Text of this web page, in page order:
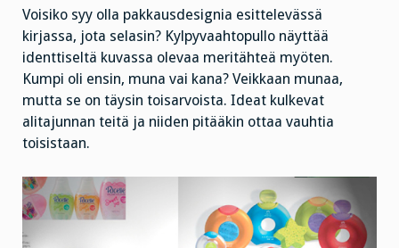
Voisiko syy olla pakkausdesignia esittelevässä
kirjassa, jota selasin? Kylpyvaahtopullo näyttää
identtiseltä kuvassa olevaa meritähteä myöten.
Kumpi oli ensin, muna vai kana? Veikkaan munaa,
mutta se on täysin toisarvoista. Ideat kulkevat
alitajunnan teitä ja niiden pitääkin ottaa vauhtia
toisistaan.